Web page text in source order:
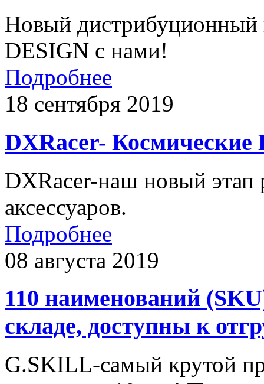
Новый дистрибуционный
DESIGN с нами!
Подробнее
18 сентября 2019
DXRacer- Космические
DXRacer-наш новый этап
аксессуаров.
Подробнее
08 августа 2019
110 наименований
складе, доступны к
G.SKILL-самый крутой